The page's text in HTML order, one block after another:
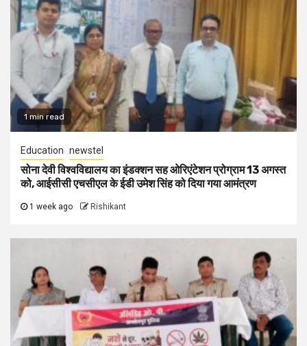
1 min read
Education newstel
सोना देवी विश्वविद्यालय का इंडक्शन सह ओरिएंटेशन प्रोग्राम 13 अगस्त
को, आईसीसी एचसीएल के ईडी उमेश सिंह को दिया गया आमंत्रण
1 week ago Rishikant